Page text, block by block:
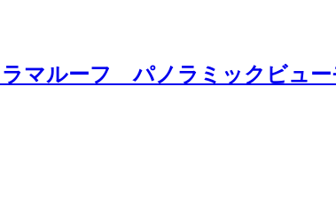
マルーフ パノラミックビュ